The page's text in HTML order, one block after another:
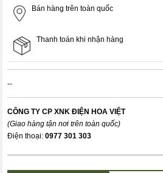
Bán hàng trên toàn quốc
Thanh toán khi nhận hàng
--
CÔNG TY CP XNK ĐIỆN HOA VIỆT
(Giao hàng tận nơi trên toàn quốc)
Điện thoại:0977 301 303